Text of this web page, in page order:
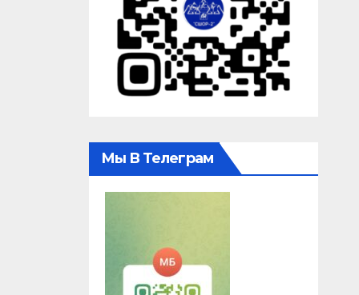
Мы В Телеграм